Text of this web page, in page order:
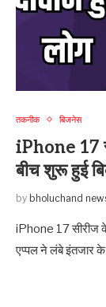
तकनीक बिजनेस
iPhone 17
बीच शुरू हुई
by bholuchand
iPhone 17 सीरीज
एप्पल ने लंबे इंतजार के